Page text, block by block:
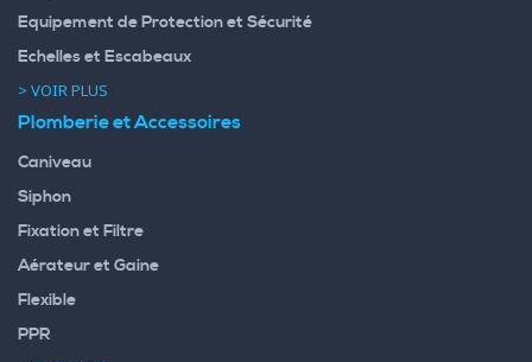
Equipement de Protection et Sécurité
Echelles et Escabeaux
> VOIR PLUS
Plomberie et Accessoires
Caniveau
Siphon
Fixation et Filtre
Aérateur et Gaine
Flexible
PPR